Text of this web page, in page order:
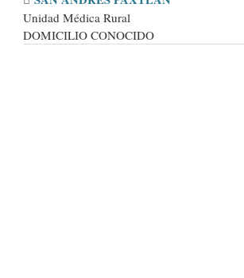
Unidad Médica Rural
DOMICILIO CONOCIDO